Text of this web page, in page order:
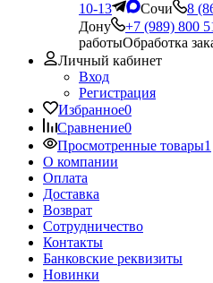
10-13
Сочи 8
Дону
+7 (989) 800
работыОбработка
Личный кабинет
Вход
Регистрация
Избранное0
Сравнение0
Просмотренные товары1
О компании
Оплата
Доставка
Возврат
Сотрудничество
Контакты
Банковские реквизиты
Новинки